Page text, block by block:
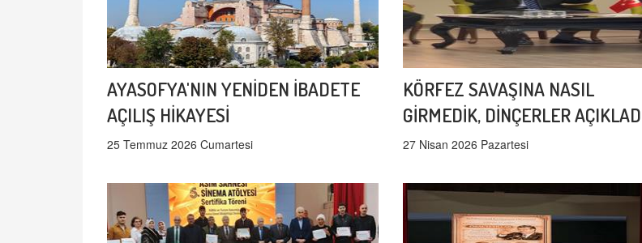
AYASOFYA'NIN YENİDEN İBADETE
AÇILIŞ HİKAYESİ
25 Temmuz 2026 Cumartesi
KÖRFEZ SAVAŞINA NASIL
GİRMEDİK, DİNÇERLER
27 Nisan 2026 Pazartesi